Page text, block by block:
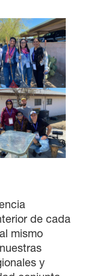
de cada
mismo
y